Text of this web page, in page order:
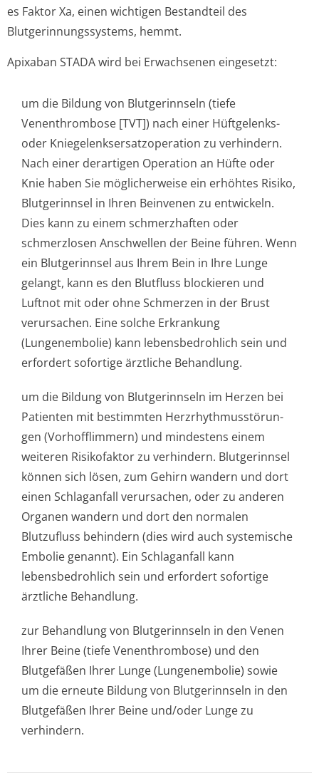
es Faktor Xa, einen wichtigen Bestandteil des
Blutgerinnungssys­tems, hemmt.
Apixaban STADA wird bei Erwachsenen eingesetzt:
um die Bildung von Blutgerinnseln (tiefe
Venenthrombose [TVT]) nach einer Hüftgelenks-
oder Kniegelenkser­satzoperation zu verhindern.
Nach einer derartigen Operation an Hüfte oder
Knie haben Sie möglicherweise ein erhöhtes Risiko,
Blutgerinnsel in Ihren Beinvenen zu entwickeln.
Dies kann zu einem schmerzhaften oder
schmerzlosen Anschwellen der Beine führen. Wenn
ein Blutgerinnsel aus Ihrem Bein in Ihre Lunge
gelangt, kann es den Blutfluss blockieren und
Luftnot mit oder ohne Schmerzen in der Brust
verursachen. Eine solche Erkrankung
(Lungenembolie) kann lebensbedrohlich sein und
erfordert sofortige ärztliche Behandlung.
um die Bildung von Blutgerinnseln im Herzen bei
Patienten mit bestimmten Herzrhythmusstörun­
gen (Vorhofflimmern) und mindestens einem
weiteren Risikofaktor zu verhindern. Blutgerinnsel
können sich lösen, zum Gehirn wandern und dort
einen Schlaganfall verursachen, oder zu anderen
Organen wandern und dort den normalen
Blutzufluss behindern (dies wird auch systemische
Embolie genannt). Ein Schlaganfall kann
lebensbedrohlich sein und erfordert sofortige
ärztliche Behandlung.
zur Behandlung von Blutgerinnseln in den Venen
Ihrer Beine (tiefe Venenthrombose) und den
Blutgefäßen Ihrer Lunge (Lungenembolie) sowie
um die erneute Bildung von Blutgerinnseln in den
Blutgefäßen Ihrer Beine und/oder Lunge zu
verhindern.